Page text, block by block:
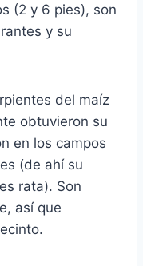
(2 y 6 pies), son
y su
del maíz
obtuvieron su
en los campos
(de ahí su
rata). Son
así que